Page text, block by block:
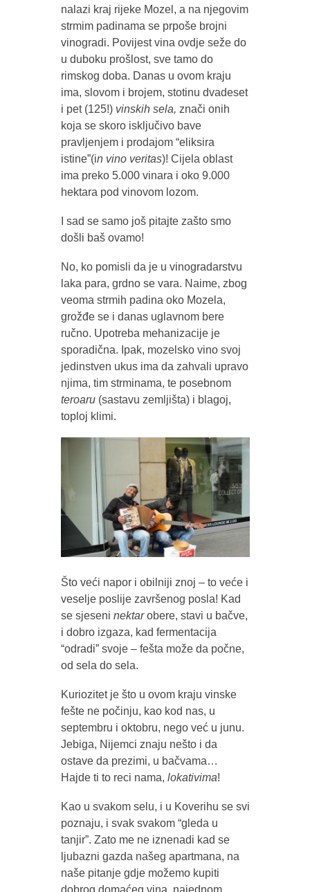
nalazi kraj rijeke Mozel, a na njegovim
strmim padinama se prpoše brojni
vinogradi. Povijest vina ovdje seže do
u duboku prošlost, sve tamo do
rimskog doba. Danas u ovom kraju
ima, slovom i brojem, stotinu dvadeset
i pet (125!) vinskih sela, znači onih
koja se skoro isključivo bave
pravljenjem i prodajom “eliksira
istine”(in vino veritas)! Cijela oblast
ima preko 5.000 vinara i oko 9.000
hektara pod vinovom lozom.
I sad se samo još pitajte zašto smo
došli baš ovamo!
No, ko pomisli da je u vinogradarstvu
laka para, grdno se vara. Naime, zbog
veoma strmih padina oko Mozela,
grožđe se i danas uglavnom bere
ručno. Upotreba mehanizacije je
sporadična. Ipak, mozelsko vino svoj
jedinstven ukus ima da zahvali upravo
njima, tim strminama, te posebnom
teroaru (sastavu zemljišta) i blagoj,
toploj klimi.
Što veći napor i obilniji znoj – to veće i
veselje poslije završenog posla! Kad
se sjeseni nektarobere, stavi u bačve,
i dobro izgaza, kad fermentacija
“odradi” svoje – fešta može da počne,
od sela do sela.
Kuriozitet je što u ovom kraju vinske
fešte ne počinju, kao kod nas, u
septembru i oktobru, nego već u junu.
Jebiga, Nijemci znaju nešto i da
ostave da prezimi, u bačvama…
Hajde ti to reci nama, lokativima!
Kao u svakom selu, i u Koverihu se svi
poznaju, i svak svakom “gleda u
tanjir”. Zato me ne iznenadi kad se
ljubazni gazda našeg apartmana, na
naše pitanje gdje možemo kupiti